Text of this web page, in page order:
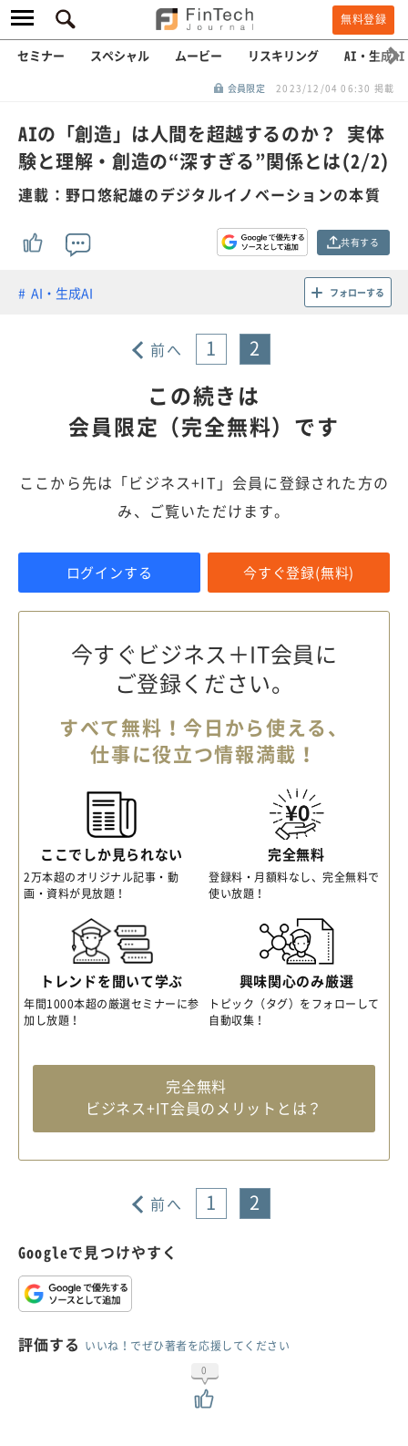
無料登録
セミナー スペシャル ムービー リスキリング AI・生成AI
会員限定 2023/12/04 06:30 掲載
AIの「創造」は人間を超越するのか？ 実体
験と理解・創造の“深すぎる”関係とは(2/2)
連載：野口悠紀雄のデジタルイノベーションの本質
共有する
AI・生成AI フォローする
前へ 1 2
この続きは
会員限定（完全無料）です
ここから先は「ビジネス+IT」会員に登録された方の
み、ご覧いただけます。
ログインする 今すぐ登録(無料)
今すぐビジネス＋IT会員に
ご登録ください。
すべて無料！今日から使える、
仕事に役立つ情報満載！
ここでしか見られない
2万本超のオリジナル記事・動
画・資料が見放題！
完全無料
登録料・月額料なし、完全無料で
使い放題！
トレンドを聞いて学ぶ
年間1000本超の厳選セミナーに参
加し放題！
興味関心のみ厳選
トピック（タグ）をフォローして
自動収集！
完全無料
ビジネス+IT会員のメリットとは？
前へ 1 2
Googleで見つけやすく
評価する いいね！でぜひ著者を応援してください
0